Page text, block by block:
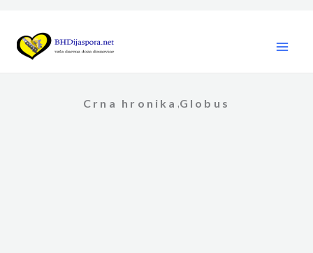
content
Crna hronika ,Globus